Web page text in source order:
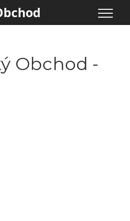
Obchod -